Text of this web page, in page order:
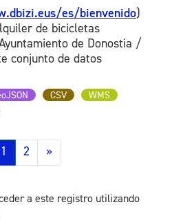
es/bienvenido)
de bicicletas
de Donostia /
conjunto de datos
CSV
WMS
1 2 »
a este registro utilizando